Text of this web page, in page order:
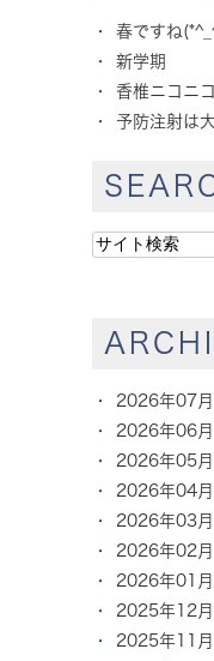
春ですね
新学期
香椎ニコニ
予防注射は
2026年07月
2026年06月
2026年05月
2026年04月
2026年03月
2026年02月
2026年01月
2025年12月
2025年11月